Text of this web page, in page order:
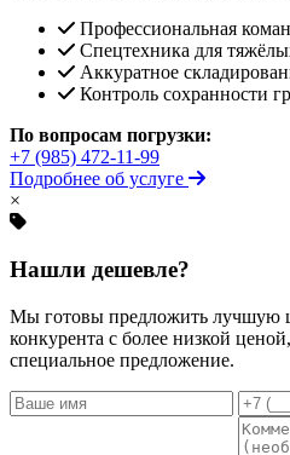
Профессиональная
Спецтехника для
Аккуратное
Контроль сохранности
По вопросам погрузки:
+7 (985) 472-11-99
Подробнее об услуге
×
Нашли дешевле?
Мы готовы предложить лучшую
конкурента с более низкой
специальное предложение.